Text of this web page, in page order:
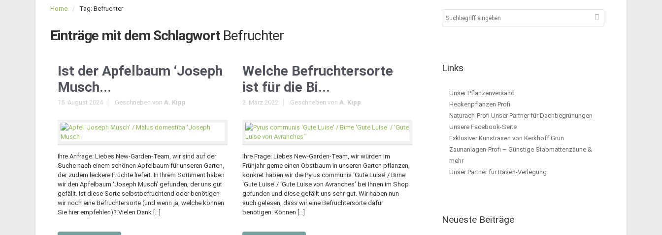
Home Tag: Befruchter
Einträge mit dem Schlagwort Befruchter
Ist der Apfelbaum ‘Joseph
Musch...
15. August 2024 Geschrieben von A. Kipp
Ihre Anfrage: Liebes New-Garden-Team, wir sind auf der
Suche nach einem schönen Apfelbaum für unseren Garten,
der zudem leckere Früchte liefert. In Ihrem Sortiment haben
wir den Apfelbaum ‘Joseph Musch’ gefunden, der uns gut
gefällt. Ist diese Sorte selbstbefruchtend oder benötigen
wir noch eine Befruchtersorte (und wenn ja, welche können
Sie hier empfehlen)? Vielen Dank […]
Welche Befruchtersorte
ist für die Bi...
2. März 2022 Geschrieben von A. Kipp
Ihre Frage: Liebes New-Garden-Team, wir würden im
Frühjahr gerne einen Obstbaum in unseren Garten pflanzen,
konkret haben wir die Pyrus communis ‘Gute Luise’ / Birne
‘Gute Luise’ / ‘Gute Luise von Avranches’ bei Ihnen im Shop
gefunden und diese gefällt uns sehr gut. Wir haben nun
auch gelesen, dass wir eine Befruchtersorte dafür
benötigen. Können […]
Links
Unser Pflanzenversand
Heckenpflanzen Profi
Naturach-Profi Unser Partner für Dachbegrünungen
Unsere Facebook-Seite
Exklusiver Kunstrasen von Kerkhoff Grün
Zaunanlagen-Profi – Günstige Stabmattenzäune &
mehr
Unser Partner für Rasen-Verlegung
Neueste Beiträge